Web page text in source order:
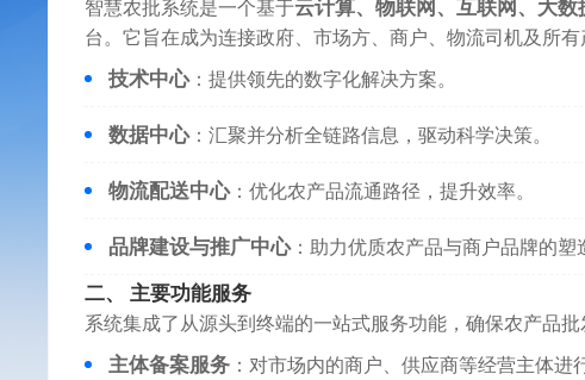
智慧农批系统是一个基于云计算、物联网、互联网、大数
台。它旨在成为连接政府、市场方、商户、物流司机及所
技术中心：提供领先的数字化解决方案。
数据中心：汇聚并分析全链路信息，驱动科学决策。
物流配送中心：优化农产品流通路径，提升效率。
品牌建设与推广中心：助力优质农产品与商户品牌的塑
二、 主要功能服务
系统集成了从源头到终端的一站式服务功能，确保农产品
主体备案服务 ：对市场内的商户、供应商等经营主体